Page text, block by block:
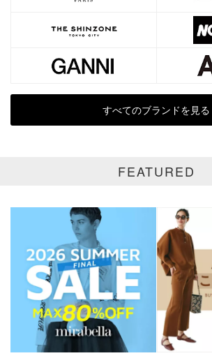
すべてのブランドを見る
FEATURED